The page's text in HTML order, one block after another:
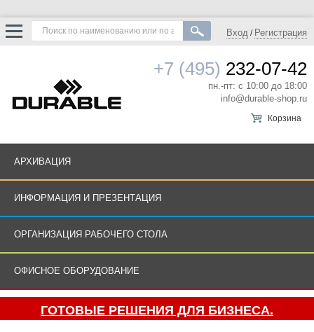
Вход / Регистрация
+7 (495) 232-07-42
пн.-пт: с 10:00 до 18:00
info@durable-shop.ru
Корзина
АРХИВАЦИЯ
ИНФОРМАЦИЯ И ПРЕЗЕНТАЦИЯ
ОРГАНИЗАЦИЯ РАБОЧЕГО СТОЛА
ОФИСНОЕ ОБОРУДОВАНИЕ
ГОТОВЫЕ РЕШЕНИЯ ДЛЯ БИЗНЕСА.